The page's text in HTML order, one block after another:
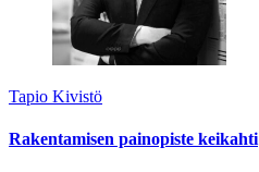
Tapio Kivistö
Rakentamisen painopiste keikahti